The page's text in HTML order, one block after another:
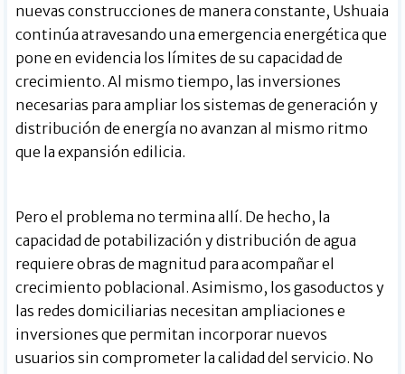
nuevas construcciones de manera constante, Ushuaia
continúa atravesando una emergencia energética que
pone en evidencia los límites de su capacidad de
crecimiento. Al mismo tiempo, las inversiones
necesarias para ampliar los sistemas de generación y
distribución de energía no avanzan al mismo ritmo
que la expansión edilicia.
Pero el problema no termina allí. De hecho, la
capacidad de potabilización y distribución de agua
requiere obras de magnitud para acompañar el
crecimiento poblacional. Asimismo, los gasoductos y
las redes domiciliarias necesitan ampliaciones e
inversiones que permitan incorporar nuevos
usuarios sin comprometer la calidad del servicio. No